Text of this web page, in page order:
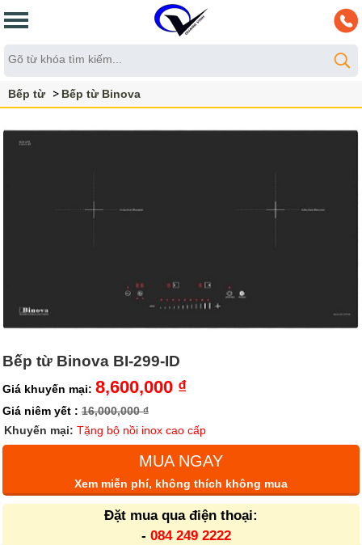
Bếp từ Bếp từ Binova
Bếp từ Binova BI-299-ID
Giá khuyến mại: 8,600,000 ₫
Giá niêm yết : 16,000,000 ₫
Khuyến mại: Tặng bộ nồi inox cao cấp
MUA NGAY
Xem miễn phí, không thích không mua
Đặt mua qua điện thoại:
- 084 249 2222